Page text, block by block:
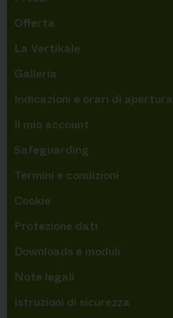
Offerta
La Vertikale
Galleria
Indicazioni e orari di apertura
Il mio account
Safeguarding
Termini e condizioni
Cookie
Protezione dati
Downloads e moduli
Note legali
Istruzioni di sicurezza